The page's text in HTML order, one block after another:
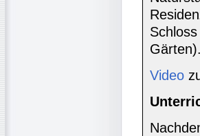
Gärten).
Video